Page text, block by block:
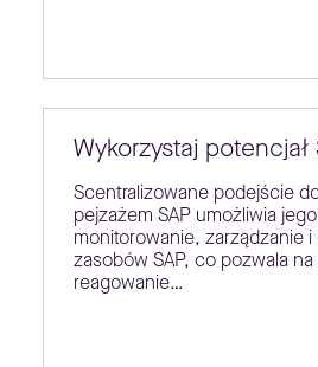
Wykorzystaj potencjał
Scentralizowane podejście
pejzażem SAP umożliwia
monitorowanie, zarządzanie
zasobów SAP, co pozwala
reagowanie…